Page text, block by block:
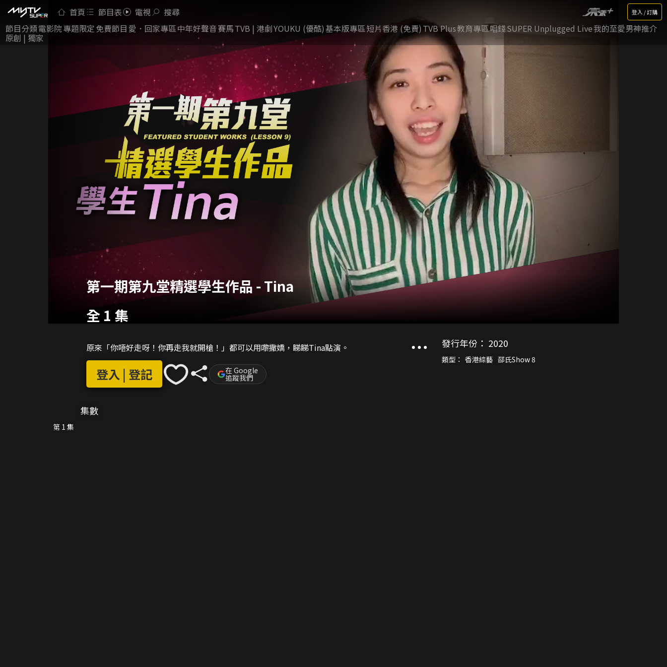
首頁 節目表 電視 搜尋 登入 / 訂購
節目分類電影院專題限定 免費節目 愛．回家專區中年好聲音賽馬TVB | 港劇YOUKU (優酷)基本版專區短片香港 (免費) TVB Plus教育專區唱錢SUPER Unplugged Live我的至愛男神推介
原創 | 獨家
第一期第九堂精選學生作品 - Tina
全 1 集
原來「你唔好走呀！你再走我就開槍！」都可以用嚟撒嬌，睇睇Tina點演。
登入 | 登記 在 Google
追蹤我們
發行年份： 2020
類型： 香港綜藝 邵氏Show 8
集數
第 1 集